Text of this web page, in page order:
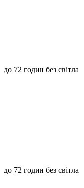
до 72 годин без світла
до 72 годин без світла